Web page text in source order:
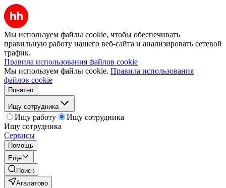
Мы используем файлы cookie, чтобы обеспечивать
правильную работу нашего веб-сайта и анализировать сетевой
трафик.
Правила использования файлов cookie
Мы используем файлы cookie. Правила использования
файлов cookie
Понятно
Ищу сотрудника
Ищу работу
Ищу сотрудника
Ищу сотрудника
Сервисы
Помощь
Ещё
Поиск
Агалатово